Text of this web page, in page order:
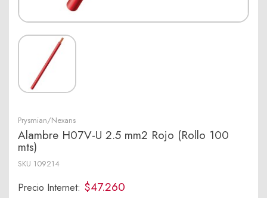
Prysmian/Nexans
Alambre H07V-U 2.5 mm2 Rojo (Rollo 100
mts)
SKU 109214
Precio Internet: $47.260